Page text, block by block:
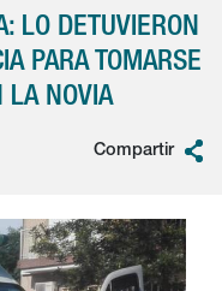
LO DETUVIERON
PARA TOMARSE
LA NOVIA
Compartir